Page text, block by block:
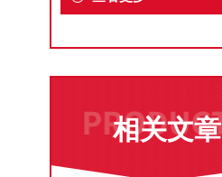
相关文章